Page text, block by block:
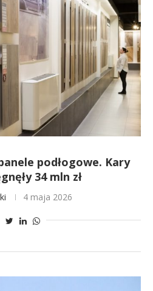
podłogowe. Kary
34 mln zł
4 maja 2026